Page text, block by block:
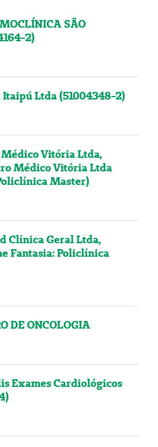
SÃO
2)
Ltda (51004348-2)
Vitória Ltda,
Médico Vitória Ltda
Master)
Clínica Geral Ltda,
Fantasia: Policlínica
DE ONCOLOGIA
Exames Cardiológicos